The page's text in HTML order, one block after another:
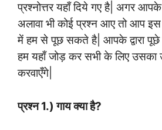
प्रश्नोत्तर यहाँ दिये गए है| अगर
अलावा भी कोई प्रश्न आए तो आप
में हम से पूछ सकते है| आपके द्वारा पूछे
हम यहाँ जोड़ कर सभी के लिए उसका
करवाएँगे|
प्रश्न 1.) गाय क्या है?